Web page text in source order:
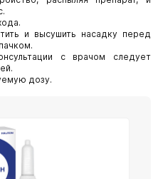
и высушить насадку перед
с врачом следует
дозу.